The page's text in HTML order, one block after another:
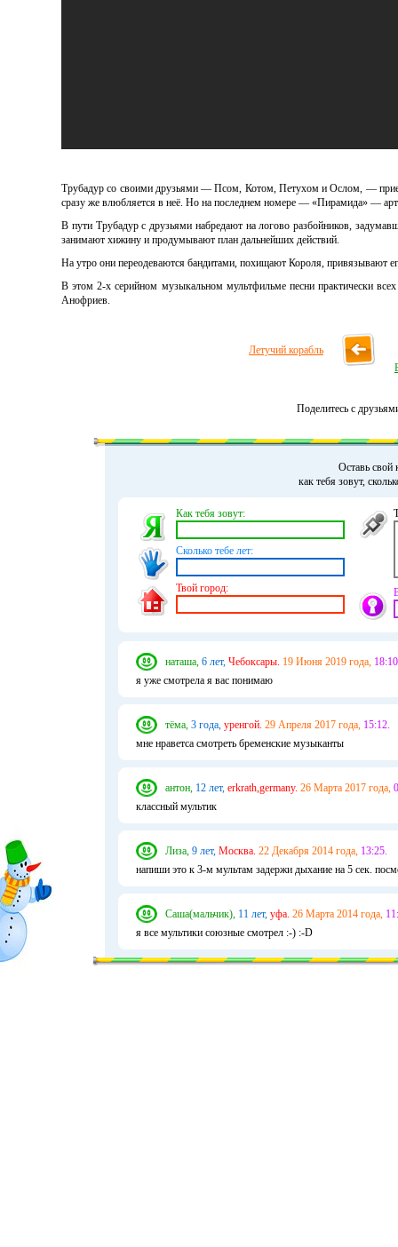
Трубадур со своими друзьями — Псом, Котом, Петухом и Ослом, —
сразу же влюбляется в неё. Но на последнем номере — «Пирамида» —
В пути Трубадур с друзьями набредают на логово разбойников,
занимают хижину и продумывают план дальнейших действий.
На утро они переодеваются бандитами, похищают Короля, привязывают
В этом 2-х серийном музыкальном мультфильме песни практически
Анофриев.
Летучий корабль
Поделитесь с
Оставь свой
как тебя зовут,
Как тебя зовут:
Сколько тебе лет:
Твой город:
наташа, 6 лет, Чебоксары. 19 Июня 2019 года,
я уже смотрела я вас понимаю
тёма, 3 года, уренгой. 29 Апреля 2017 года, 15:12.
мне нраветса смотреть бременские музыканты
антон, 12 лет, erkrath,germany. 26 Марта 2017 года,
классный мультик
Лиза, 9 лет, Москва. 22 Декабря 2014 года, 13:25.
напиши это к 3-м мультам задержи дыхание на 5 сек.
Саша(мальчик), 11 лет, уфа. 26 Марта 2014 года,
я все мультики союзные смотрел :-) :-D